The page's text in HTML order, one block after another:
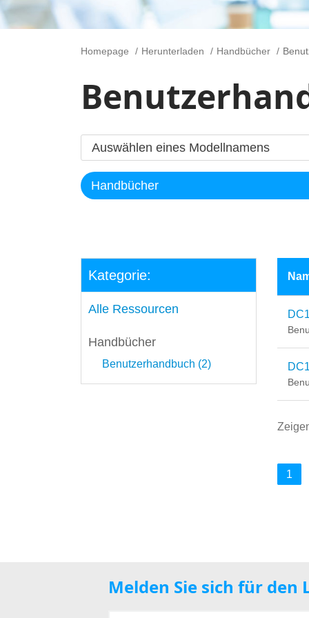
Homepage Herunterladen Handbücher
Kategorie:
Alle Ressourcen
Handbücher
Benutzerhandbuch (2)
1
Melden Sie sich für